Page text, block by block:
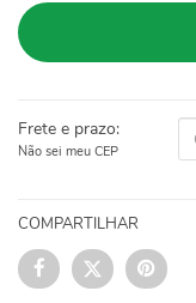
Frete e prazo:
Não sei meu CEP
COMPARTILHAR